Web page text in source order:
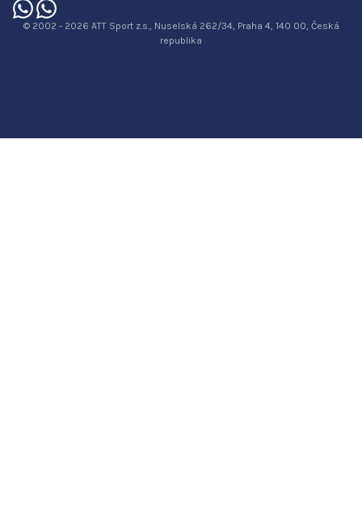
© 2002 - 2026 ATT Sport z.s., Nuselská 262/34, Praha 4, 140 00, Česká
republika